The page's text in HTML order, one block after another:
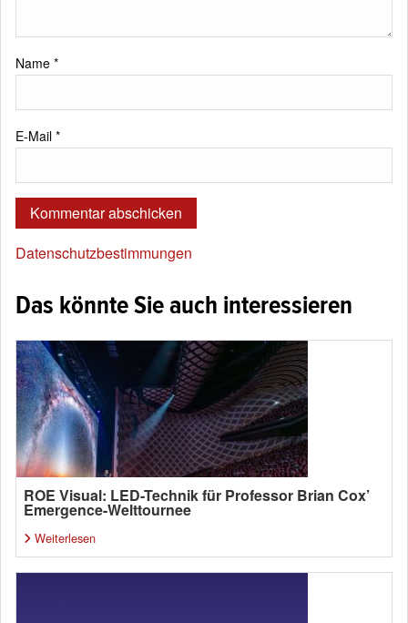
Name *
E-Mail *
Datenschutzbestimmungen
Das könnte Sie auch interessieren
ROE Visual: LED-Technik für Professor Brian Cox’
Emergence-Welttournee
Weiterlesen